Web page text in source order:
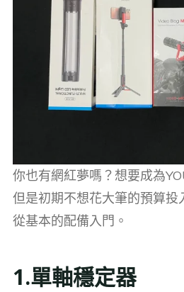
你也有網紅夢嗎？想要成為
但是初期不想花大筆的預算投
從基本的配備入門。
1.單軸穩定器